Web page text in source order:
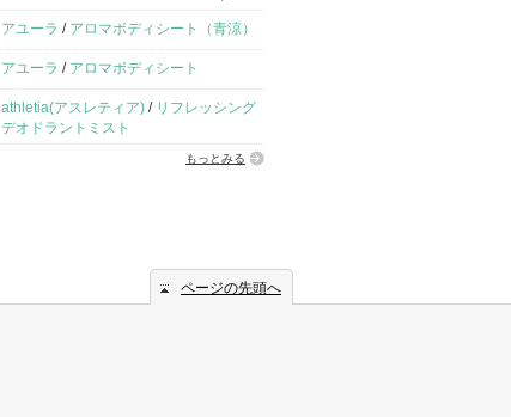
アユーラ / アロマボディシート（青涼）
アユーラ / アロマボディシート
athletia(アスレティア) / リフレッシング
デオドラントミスト
もっとみる
ページの先頭へ